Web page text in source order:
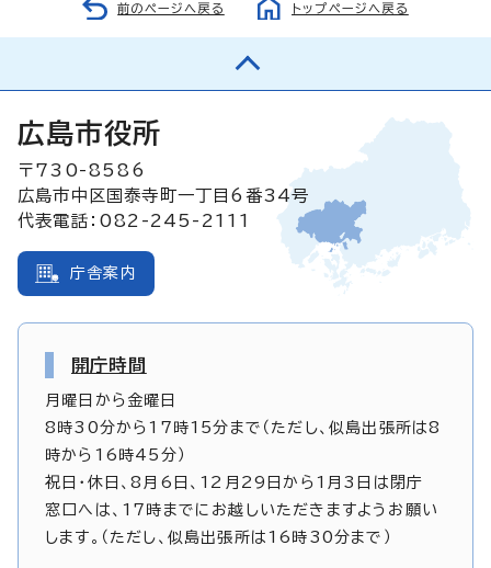
前のページへ戻る トップページへ戻る
広島市役所
〒730-8586
広島市中区国泰寺町一丁目6番34号
代表電話：082-245-2111
庁舎案内
開庁時間
月曜日から金曜日
8時30分から17時15分まで（ただし、似島出張所は8
時から16時45分）
祝日・休日、8月6日、12月29日から1月3日は閉庁
窓口へは、17時までにお越しいただきますようお願い
します。（ただし、似島出張所は16時30分まで）